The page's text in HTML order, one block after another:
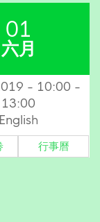
01
六月
- 10:00 -
13:00
English
行事曆